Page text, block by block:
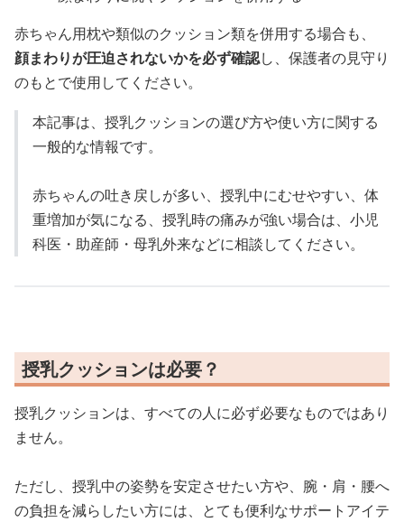
赤ちゃん用枕や類似のクッション類を併用する場合も、
顔まわりが圧迫されないかを必ず確認し、保護者の見守り
のもとで使用してください。
本記事は、授乳クッションの選び方や使い方に関する
一般的な情報です。
赤ちゃんの吐き戻しが多い、授乳中にむせやすい、体
重増加が気になる、授乳時の痛みが強い場合は、小児
科医・助産師・母乳外来などに相談してください。
授乳クッションは必要？
授乳クッションは、すべての人に必ず必要なものではあり
ません。
ただし、授乳中の姿勢を安定させたい方や、腕・肩・腰へ
の負担を減らしたい方には、とても便利なサポートアイテ